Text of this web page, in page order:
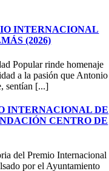
INTERNACIONAL
(2026)
Popular rinde homenaje
a la pasión que Antonio
sentían [...]
INTERNACIONAL DE
CENTRO DE
del Premio Internacional
por el Ayuntamiento